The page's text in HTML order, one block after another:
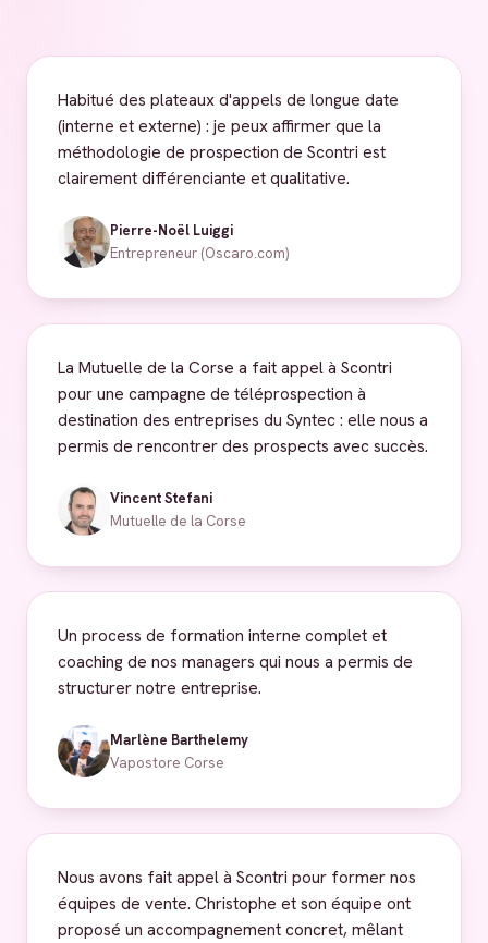
Habitué des plateaux d'appels de longue date
(interne et externe) : je peux affirmer que la
méthodologie de prospection de Scontri est
clairement différenciante et qualitative.
Pierre-Noël Luiggi
Entrepreneur (Oscaro.com)
La Mutuelle de la Corse a fait appel à Scontri
pour une campagne de téléprospection à
destination des entreprises du Syntec : elle nous a
permis de rencontrer des prospects avec succès.
Vincent Stefani
Mutuelle de la Corse
Un process de formation interne complet et
coaching de nos managers qui nous a permis de
structurer notre entreprise.
Marlène Barthelemy
Vapostore Corse
Nous avons fait appel à Scontri pour former nos
équipes de vente. Christophe et son équipe ont
proposé un accompagnement concret, mêlant